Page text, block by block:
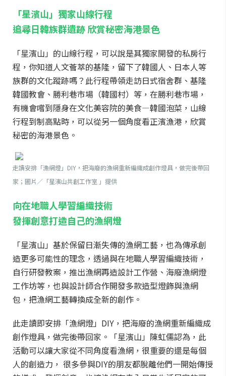
「星濱山」獨家山線行程
追尋日韓族群遺跡 欣賞秘密海港景色
「星濱山」的山線行程，可以說是其獨家開發的私房行
程，你知道人文薈萃的基隆，留下了韓國人、日本人等
族群的文化蹤跡嗎？此行程帶領走訪日式宿舍群、基隆
韓國教會、勝利巷市場（韓國村）等，在勝利巷市場，
有機會嚐到隱身在文化美容院的美食—韓國泡菜，山線
行程到制高點時，可以從另一個角度看正濱漁港，欣賞
秘密的海港景色。
走讀安排「漁網燈」DIY，把海廢的漁網重新編織成創作燈具，做完後帶回
家；圖片／「星濱山共創工作室 」提供
向在地職人學習編織技術
發揮創意打造自己的漁網燈
「星濱山」基於保留日漸失傳的漁網工藝，也為傳承創
造更多可能性的理念，透過與在地職人學習編織技術，
自行研發教案，推出漁網再造設計工作營、海廢漁網燈
工作坊等，也與設計師合作開發多款造型燈飾與漁網
包，把漁網工藝轉換成全新的創作。
此走讀即安排「漁網燈」DIY，把海廢的漁網重新編織成
創作燈具，做完後帶回家。「星濱山」陳虹儒認為，此
活動可以讓大家從不同角度看漁網，很重要的還是每個
人的創造力， 很多參與DIY的朋友都脫離他們一開始傳授